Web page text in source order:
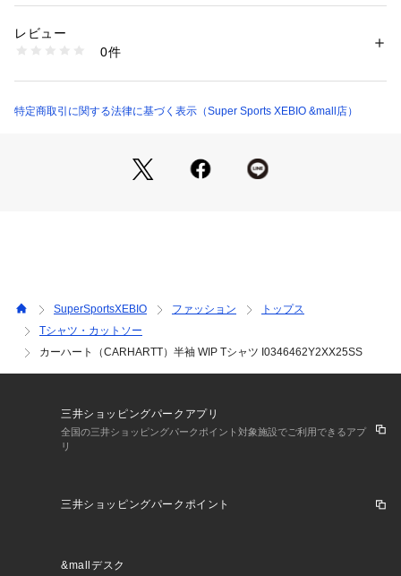
●メーカーカラー表記:White/Dusky Blue
め、多少の誤差が生じる場合がございます。
※ブラウザやお使いのモニター環境により、掲載画像と実際の
商品の色味が若干異なる場合があります。
509cpn
商品番号：
10882662101 （ショップ）
レビュー
0件
特定商取引に関する法律に基づく表示（Super Sports XEBIO &mall店）
SuperSportsXEBIO ファッション
トップス
Tシャツ・カットソー
カーハート（CARHARTT）半袖 WIP Tシャツ I0346462Y2XX25SS
三井ショッピングパークアプリ
全国の三井ショッピングパークポイント対象施設でご利用できるアプ
リ
三井ショッピングパークポイント
&mallデスク